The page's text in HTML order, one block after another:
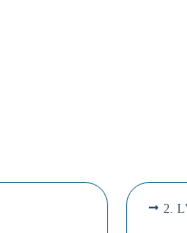
2.